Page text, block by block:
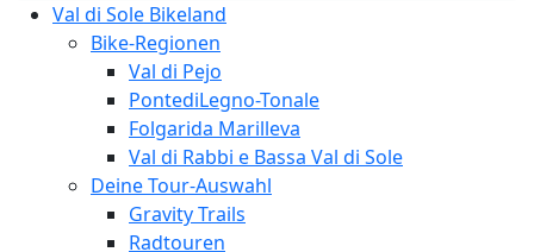
Val di Sole Bikeland
Bike-Regionen
Val di Pejo
PontediLegno-Tonale
Folgarida Marilleva
Val di Rabbi e Bassa Val di Sole
Deine Tour-Auswahl
Gravity Trails
Radtouren